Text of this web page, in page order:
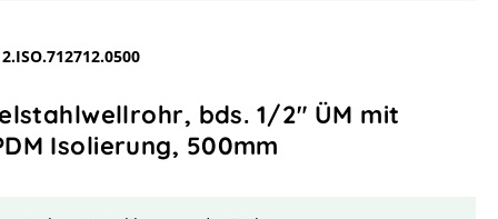
bds. 1/2" ÜM mit
Isolierung, 500mm